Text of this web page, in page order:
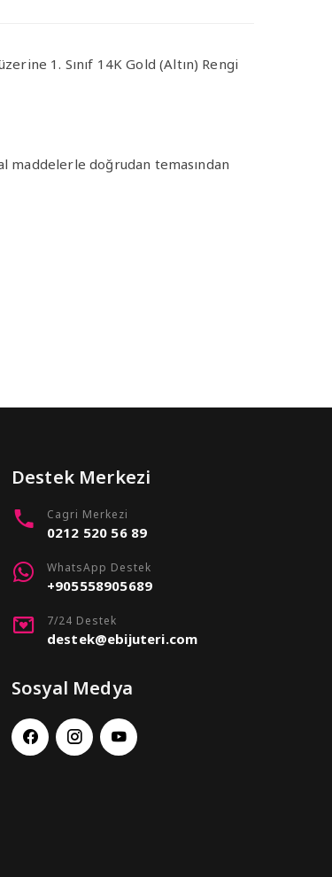
1. Sınıf 14K Gold (Altın) Rengi
maddelerle doğrudan temasından
Destek Merkezi
Cagri Merkezi
0212 520 56 89
WhatsApp Destek
+905558905689
7/24 Destek
destek@ebijuteri.com
Sosyal Medya